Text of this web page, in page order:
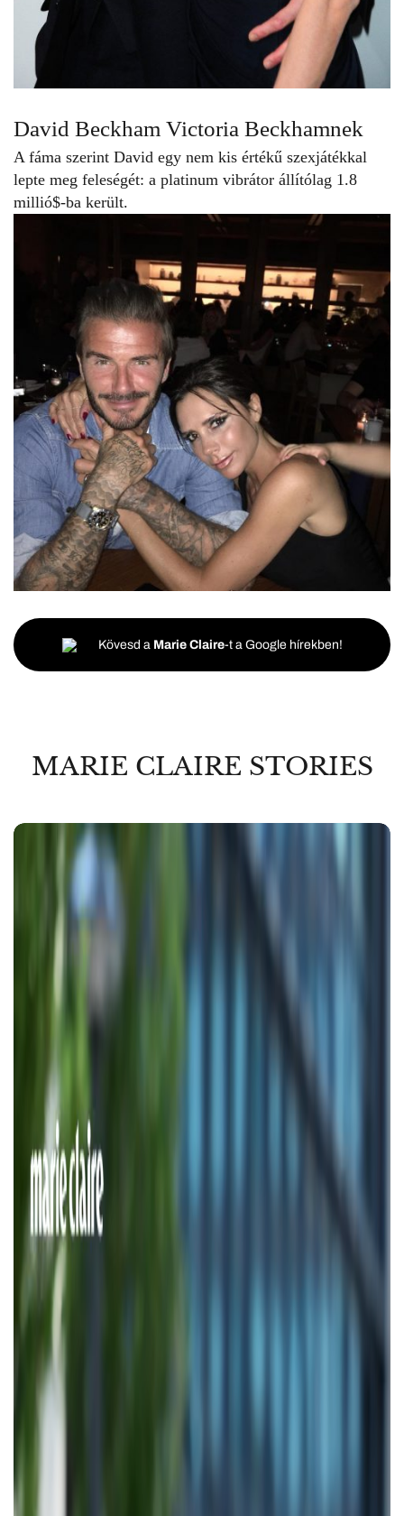
David Beckham Victoria Beckhamnek
A fáma szerint David egy nem kis értékű szexjátékkal
lepte meg feleségét: a platinum vibrátor állítólag 1.8
millió$-ba került.
Kövesd a Marie Claire-t a Google hírekben!
MARIE CLAIRE STORIES